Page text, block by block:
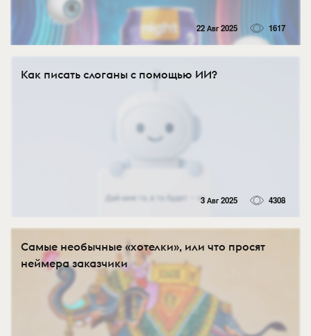
22 Авг 2025 1617
Как писать слоганы c помощью ИИ?
3 Авг 2025 4308
Самые необычные «хотелки», или что просят
неймера заказчики